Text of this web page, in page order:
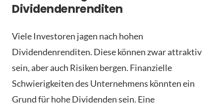
Dividendenrenditen
Viele Investoren jagen nach hohen
Dividendenrenditen. Diese können zwar attraktiv
sein, aber auch Risiken bergen. Finanzielle
Schwierigkeiten des Unternehmens könnten ein
Grund für hohe Dividenden sein. Eine